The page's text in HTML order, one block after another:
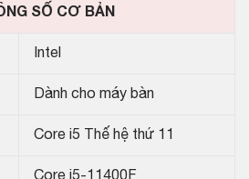
SỐ CƠ BẢN
Intel
Dành cho máy bàn
Core i5 Thế hệ thứ 11
Core i5- 11400 F